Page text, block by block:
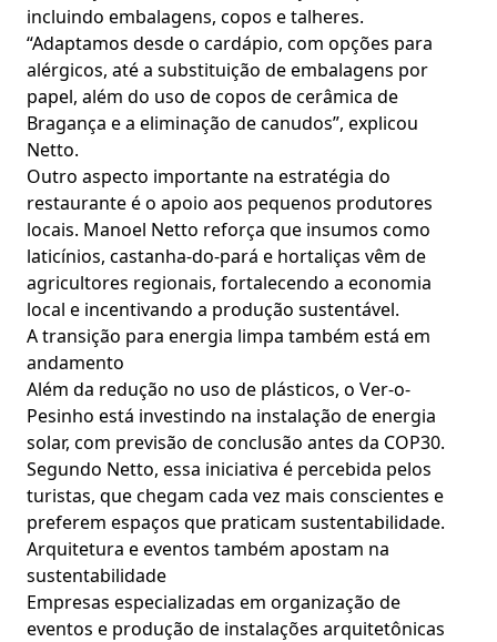
incluindo embalagens, copos e talheres.
“Adaptamos desde o cardápio, com opções para
alérgicos, até a substituição de embalagens por
papel, além do uso de copos de cerâmica de
Bragança e a eliminação de canudos”, explicou
Netto.
Outro aspecto importante na estratégia do
restaurante é o apoio aos pequenos produtores
locais. Manoel Netto reforça que insumos como
laticínios, castanha-do-pará e hortaliças vêm de
agricultores regionais, fortalecendo a economia
local e incentivando a produção sustentável.
A transição para energia limpa também está em
andamento
Além da redução no uso de plásticos, o Ver-o-
Pesinho está investindo na instalação de energia
solar, com previsão de conclusão antes da COP30.
Segundo Netto, essa iniciativa é percebida pelos
turistas, que chegam cada vez mais conscientes e
preferem espaços que praticam sustentabilidade.
Arquitetura e eventos também apostam na
sustentabilidade
Empresas especializadas em organização de
eventos e produção de instalações arquitetônicas